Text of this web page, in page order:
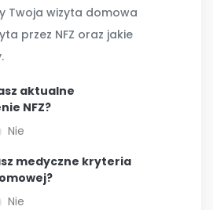
Twoja wizyta domowa
przez NFZ oraz jakie
aktualne
NFZ?
Nie
medyczne kryteria
Nie